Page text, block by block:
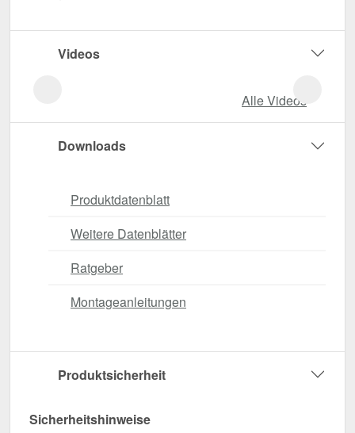
Videos
Alle Videos
Downloads
Produktdatenblatt
Weitere Datenblätter
Ratgeber
Montageanleitungen
Produktsicherheit
Sicherheitshinweise